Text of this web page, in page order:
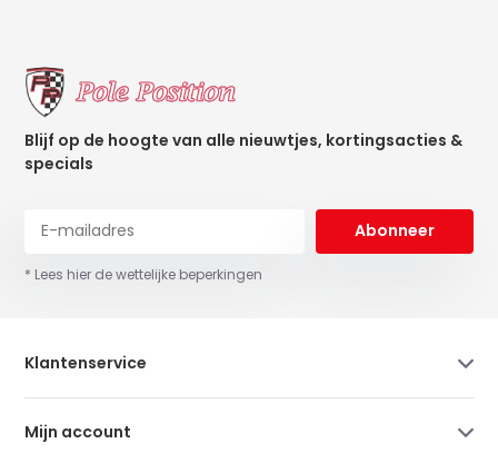
Blijf op de hoogte van alle nieuwtjes, kortingsacties &
specials
Abonneer
* Lees hier de wettelijke beperkingen
Klantenservice
Mijn account